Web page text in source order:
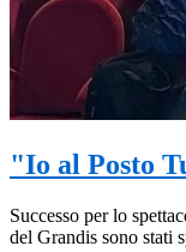
"Io al Posto
Successo per lo
del Grandis sono stati